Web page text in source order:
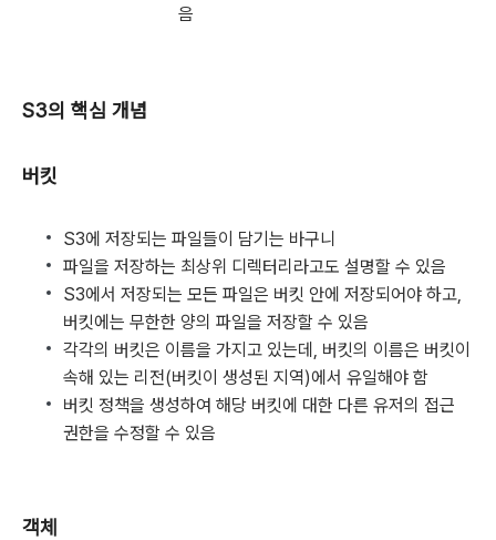
음
S3의 핵심 개념
버킷
S3에 저장되는 파일들이 담기는 바구니
파일을 저장하는 최상위 디렉터리라고도 설명할 수 있음
S3에서 저장되는 모든 파일은 버킷 안에 저장되어야 하고,
버킷에는 무한한 양의 파일을 저장할 수 있음
각각의 버킷은 이름을 가지고 있는데, 버킷의 이름은 버킷이
속해 있는 리전(버킷이 생성된 지역)에서 유일해야 함
버킷 정책을 생성하여 해당 버킷에 대한 다른 유저의 접근
권한을 수정할 수 있음
객체